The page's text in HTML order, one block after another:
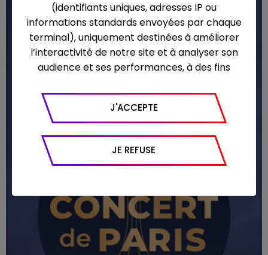
(identifiants uniques, adresses IP ou
informations standards envoyées par chaque
terminal), uniquement destinées à améliorer
l’interactivité de notre site et à analyser son
audience et ses performances, à des fins
Google Analytics pour générer des rapports
sur le trafic (nombre de visites, temps passé
sur le site, nombre de pages vues en moyenne,
appareil et navigateur utilisé, emplacement
géographique), l’origine du trafic et la
J'ACCEPTE
JE REFUSE